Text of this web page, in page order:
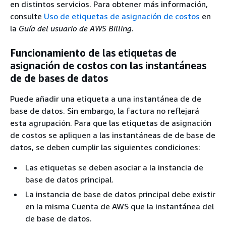
en distintos servicios. Para obtener más información,
consulte Uso de etiquetas de asignación de costos en
la Guía del usuario de AWS Billing.
Funcionamiento de las etiquetas de
asignación de costos con las instantáneas
de de bases de datos
Puede añadir una etiqueta a una instantánea de de
base de datos. Sin embargo, la factura no reflejará
esta agrupación. Para que las etiquetas de asignación
de costos se apliquen a las instantáneas de de base de
datos, se deben cumplir las siguientes condiciones:
Las etiquetas se deben asociar a la instancia de
base de datos principal.
La instancia de base de datos principal debe existir
en la misma Cuenta de AWS que la instantánea del
de base de datos.